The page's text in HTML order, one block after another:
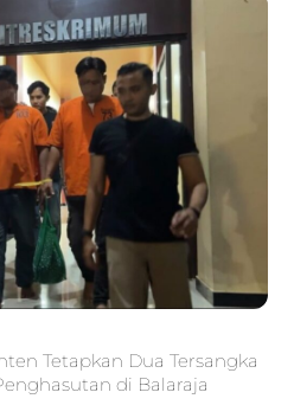
Tetapkan Dua Tersangka
di Balaraja